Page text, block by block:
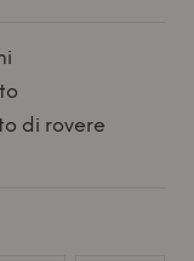
di rovere